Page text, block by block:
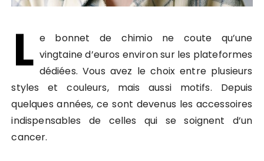
L e bonnet de chimio ne coute qu’une
vingtaine d’euros environ sur les plateformes
dédiées. Vous avez le choix entre plusieurs
styles et couleurs, mais aussi motifs. Depuis
quelques années, ce sont devenus les accessoires
indispensables de celles qui se soignent d’un
cancer.